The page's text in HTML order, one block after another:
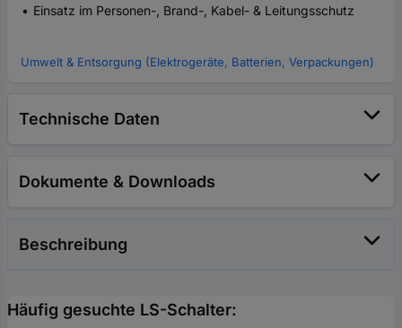
Einsatz im Personen-, Brand-, Kabel- & Leitungsschutz
Umwelt & Entsorgung (Elektrogeräte, Batterien, Verpackungen)
Technische Daten
Dokumente & Downloads
Beschreibung
Häufig gesuchte LS-Schalter: